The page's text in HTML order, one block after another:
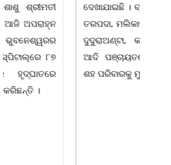
ଦେଖାଯାଇଛି । ବ୍ଲକସ୍ଥ କସପା,
ତରପଦା, ମଲିକାପୁର, ନିଜାମପୁର,
ଦୁଦୁରାଅଣ୍ଟା, କମାରଡିହ, କୟାଁ
ଆଦି ପଞ୍ଚାୟତରେ ପ୍ରାୟ ୧୫
ଶହ ପରିବାରକୁ ମୁଡି, ବିସ୍କୁଟ,